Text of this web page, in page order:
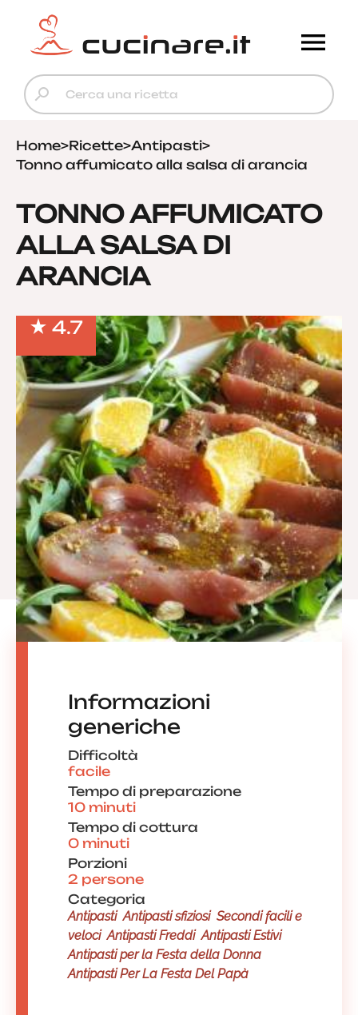
Home>Ricette>Antipasti>
Tonno affumicato alla salsa di arancia
TONNO AFFUMICATO
ALLA SALSA DI
ARANCIA
4.7
Informazioni
generiche
Difficoltà
facile
Tempo di preparazione
10 minuti
Tempo di cottura
0 minuti
Porzioni
2 persone
Categoria
Antipasti Antipasti sfiziosi Secondi facili e
veloci Antipasti Freddi Antipasti Estivi
Antipasti per la Festa della Donna
Antipasti Per La Festa Del Papà